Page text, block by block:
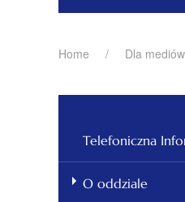
Home Dla mediów
Telefoniczna
O oddziale